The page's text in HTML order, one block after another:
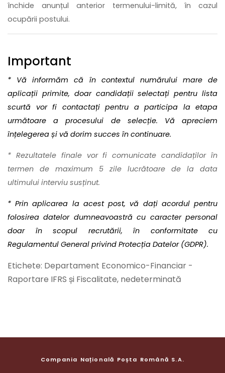
închide anunțul anterior termenului-limită, în cazul
ocupării postului.
Important
* Vă informăm că în contextul numărului mare de
aplicații primite, doar candidații selectați pentru lista
scurtă vor fi contactați pentru a participa la etapa
următoare a procesului de selecție. Vă apreciem
înțelegerea și vă dorim succes în continuare.
* Rezultatele finale vor fi comunicate candidaților în
termen de maximum 5 zile lucrătoare de la data
ultimului interviu susținut.
* Prin aplicarea la acest post, vă dați acordul pentru
folosirea datelor dumneavoastră cu caracter personal
doar în scopul recrutării, în conformitate cu
Regulamentul General privind Protecția Datelor (GDPR).
Etichete: Departament Economico-Financiar -
Raportare IFRS și Fiscalitate, nedeterminată
Compania Națională Poșta Română S.A.